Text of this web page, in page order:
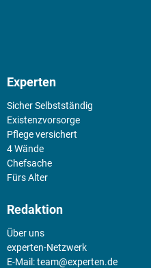
Experten
Sicher Selbstständig
Existenz­vorsorge
Pflege versichert
4 Wände
Chefsache
Fürs Alter
Redaktion
Über uns
experten-Netzwerk
E-Mail:team@experten.de